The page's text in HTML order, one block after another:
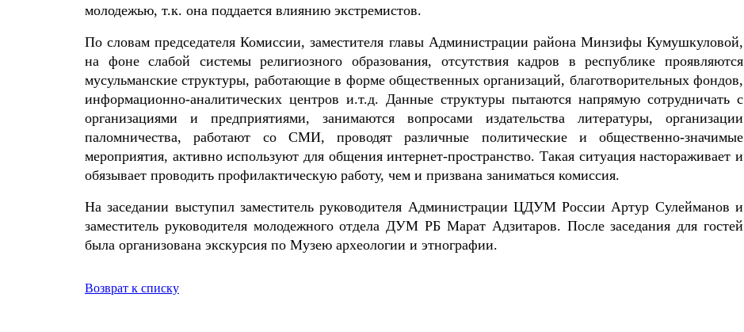
молодежью, т.к. она поддается влиянию экстремистов.
По словам председателя Комиссии, заместителя главы Администрации района Минзифы Кумушкуловой,
на фоне слабой системы религиозного образования, отсутствия кадров в республике проявляются
мусульманские структуры, работающие в форме общественных организаций, благотворительных фондов,
информационно-аналитических центров и.т.д. Данные структуры пытаются напрямую сотрудничать с
организациями и предприятиями, занимаются вопросами издательства литературы, организации
паломничества, работают со СМИ, проводят различные политические и общественно-значимые
мероприятия, активно используют для общения интернет-пространство. Такая ситуация настораживает и
обязывает проводить профилактическую работу, чем и призвана заниматься комиссия.
На заседании выступил заместитель руководителя Администрации ЦДУМ России Артур Сулейманов и
заместитель руководителя молодежного отдела ДУМ РБ Марат Адзитаров. После заседания для гостей
была организована экскурсия по Музею археологии и этнографии.
Возврат к списку